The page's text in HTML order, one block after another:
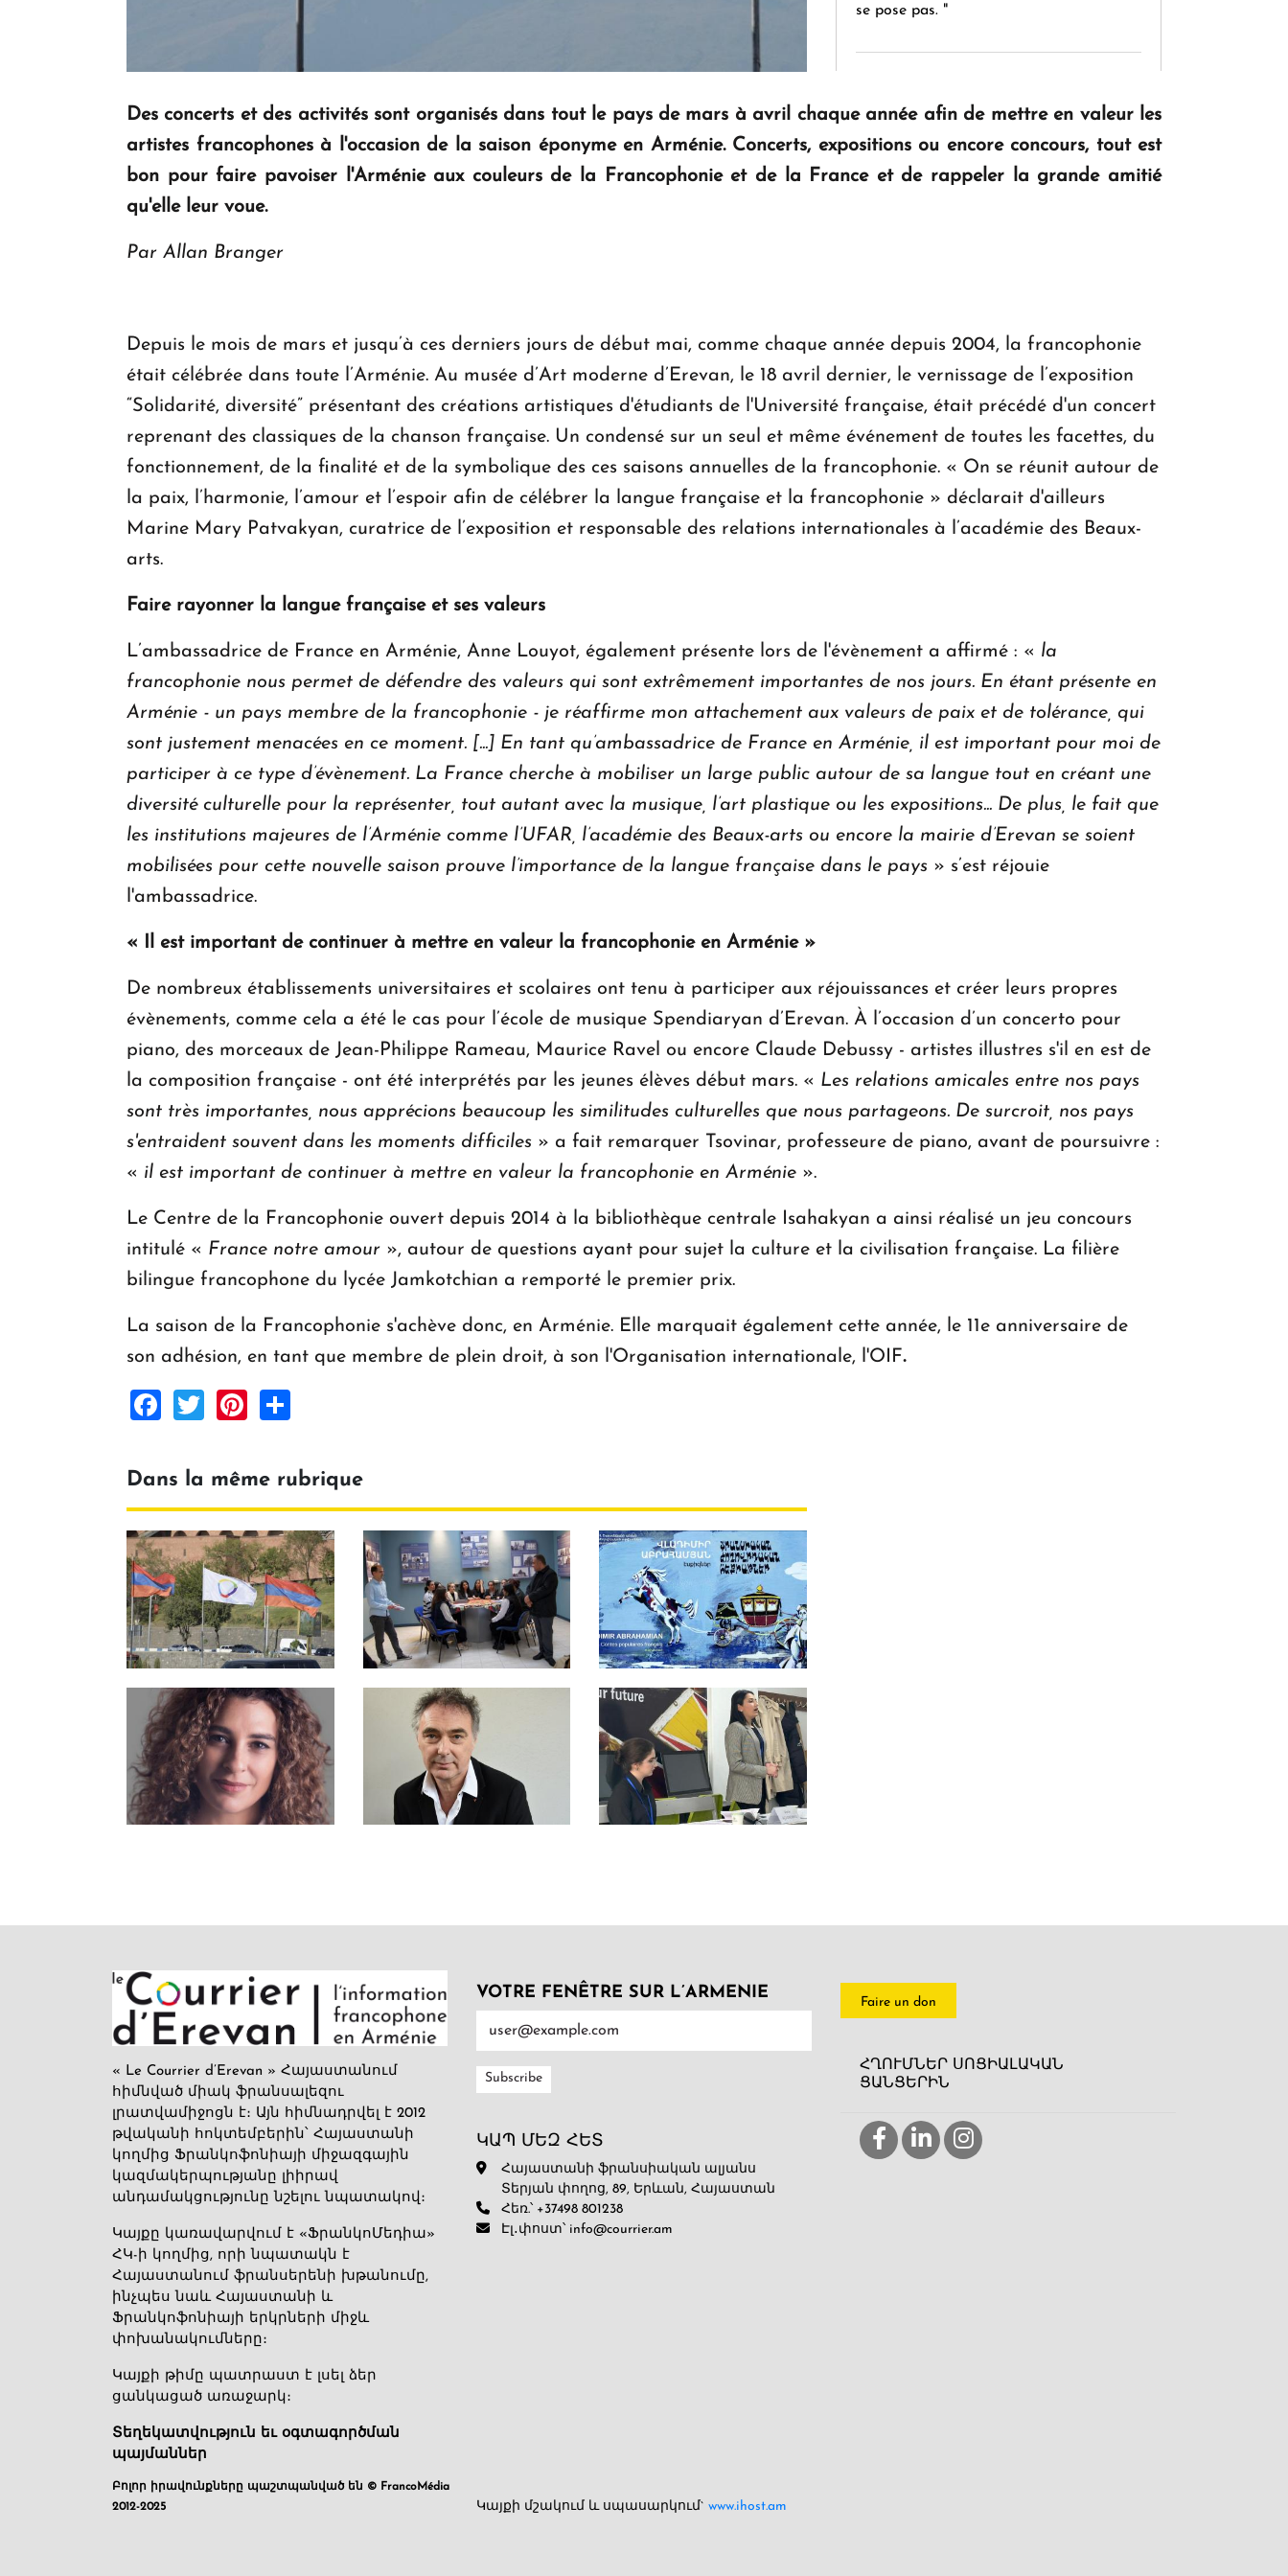
se pose pas. "
d'avenir en Arménie
Des concerts et des activités sont organisés dans tout le pays de mars à avril chaque année afin de mettre en valeur les
artistes francophones à l'occasion de la saison éponyme en Arménie. Concerts, expositions ou encore concours, tout est
bon pour faire pavoiser l'Arménie aux couleurs de la Francophonie et de la France et de rappeler la grande amitié
qu'elle leur voue.
Par Allan Branger
Depuis le mois de mars et jusqu’à ces derniers jours de début mai, comme chaque année depuis 2004, la francophonie
était célébrée dans toute l’Arménie. Au musée d’Art moderne d’Erevan, le 18 avril dernier, le vernissage de l’exposition
“Solidarité, diversité” présentant des créations artistiques d'étudiants de l'Université française, était précédé d'un concert
reprenant des classiques de la chanson française. Un condensé sur un seul et même événement de toutes les facettes, du
fonctionnement, de la finalité et de la symbolique des ces saisons annuelles de la francophonie. « On se réunit autour de
la paix, l’harmonie, l’amour et l’espoir afin de célébrer la langue française et la francophonie » déclarait d'ailleurs
Marine Mary Patvakyan, curatrice de l’exposition et responsable des relations internationales à l’académie des Beaux-
arts.
Faire rayonner la langue française et ses valeurs
L’ambassadrice de France en Arménie, Anne Louyot, également présente lors de l'évènement a affirmé : « la
francophonie nous permet de défendre des valeurs qui sont extrêmement importantes de nos jours. En étant présente en
Arménie - un pays membre de la francophonie - je réaffirme mon attachement aux valeurs de paix et de tolérance, qui
sont justement menacées en ce moment. [...] En tant qu’ambassadrice de France en Arménie, il est important pour moi de
participer à ce type d’évènement. La France cherche à mobiliser un large public autour de sa langue tout en créant une
diversité culturelle pour la représenter, tout autant avec la musique, l’art plastique ou les expositions... De plus, le fait que
les institutions majeures de l’Arménie comme l’UFAR, l’académie des Beaux-arts ou encore la mairie d’Erevan se soient
mobilisées pour cette nouvelle saison prouve l’importance de la langue française dans le pays » s’est réjouie
l'ambassadrice.
« Il est important de continuer à mettre en valeur la francophonie en Arménie »
De nombreux établissements universitaires et scolaires ont tenu à participer aux réjouissances et créer leurs propres
évènements, comme cela a été le cas pour l’école de musique Spendiaryan d’Erevan. À l’occasion d’un concerto pour
piano, des morceaux de Jean-Philippe Rameau, Maurice Ravel ou encore Claude Debussy - artistes illustres s'il en est de
la composition française - ont été interprétés par les jeunes élèves début mars. « Les relations amicales entre nos pays
sont très importantes, nous apprécions beaucoup les similitudes culturelles que nous partageons. De surcroit, nos pays
s'entraident souvent dans les moments difficiles » a fait remarquer Tsovinar, professeure de piano, avant de poursuivre :
« il est important de continuer à mettre en valeur la francophonie en Arménie ».
Le Centre de la Francophonie ouvert depuis 2014 à la bibliothèque centrale Isahakyan a ainsi réalisé un jeu concours
intitulé « France notre amour », autour de questions ayant pour sujet la culture et la civilisation française. La filière
bilingue francophone du lycée Jamkotchian a remporté le premier prix.
La saison de la Francophonie s'achève donc, en Arménie. Elle marquait également cette année, le 11e anniversaire de
son adhésion, en tant que membre de plein droit, à son l'Organisation internationale, l'OIF.
Facebook
TwitterPinterest
Dans la même rubrique
« Le Courrier d’Erevan » Հայաստանում
հիմնված միակ ֆրանսալեզու
լրատվամիջոցն է։ Այն հիմնադրվել է 2012
թվականի հոկտեմբերին՝ Հայաստանի
կողմից Ֆրանկոֆոնիայի միջազգային
կազմակերպությանը լիիրավ
անդամակցությունը նշելու նպատակով։
Կայքը կառավարվում է «ՖրանկոՄեդիա»
ՀԿ-ի կողմից, որի նպատակն է
Հայաստանում ֆրանսերենի խթանումը,
ինչպես նաև Հայաստանի և
Ֆրանկոֆոնիայի երկրների միջև
փոխանակումները։
Կայքի թիմը պատրաստ է լսել ձեր
ցանկացած առաջարկ։
Տեղեկատվություն եւ օգտագործման
պայմաններ
Բոլոր իրավունքները պաշտպանված են © FrancoMédia
2012-2025
VOTRE FENÊTRE SUR L’ARMENIE
ԿԱՊ ՄԵԶ ՀԵՏ
Հայաստանի ֆրանսիական ալյանս
Տերյան փողոց, 89, Երևան, Հայաստան
Հեռ.՝ +37498 801238
Էլ․փոստ՝ info@courrier.am
Կայքի մշակում և սպասարկում` www.ihost.am
Faire un don
ՀՂՈՒՄՆԵՐ ՍՈՑԻԱԼԱԿԱՆ
ՑԱՆՑԵՐԻՆ